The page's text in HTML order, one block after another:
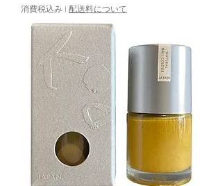
消費税込み | 配送料について